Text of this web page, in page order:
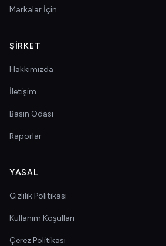
Markalar İçin
ŞIRKET
Hakkımızda
İletişim
Basın Odası
Raporlar
YASAL
Gizlilik Politikası
Kullanım Koşulları
Çerez Politikası